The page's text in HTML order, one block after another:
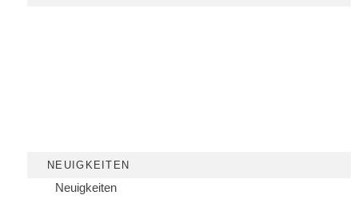
NEUIGKEITEN
Neuigkeiten